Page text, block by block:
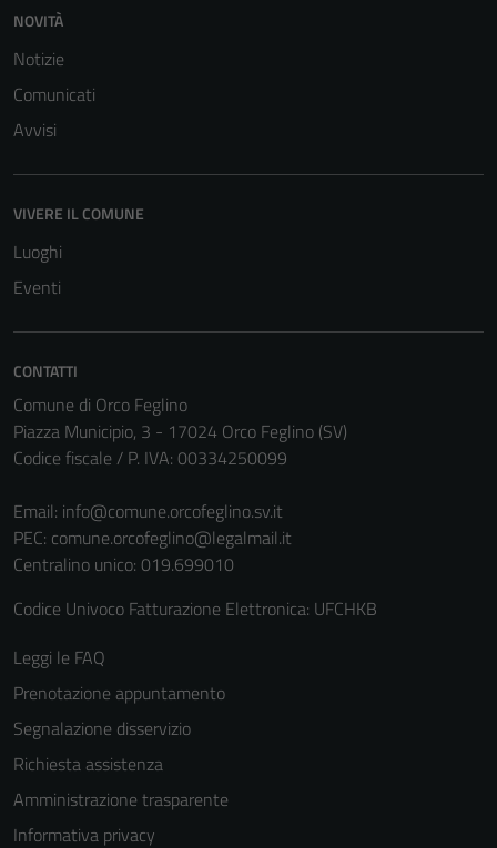
NOVITÀ
Notizie
Comunicati
Avvisi
VIVERE IL COMUNE
Luoghi
Eventi
CONTATTI
Comune di Orco Feglino
Piazza Municipio, 3 - 17024 Orco Feglino (SV)
Codice fiscale / P. IVA: 00334250099
Email: info@comune.orcofeglino.sv.it
PEC: comune.orcofeglino@legalmail.it
Centralino unico: 019.699010
Codice Univoco Fatturazione Elettronica: UFCHKB
Leggi le FAQ
Prenotazione appuntamento
Segnalazione disservizio
Richiesta assistenza
Amministrazione trasparente
Informativa privacy